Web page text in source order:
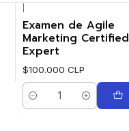
Examen de Agile
Marketing Certified
Expert
$100.000 CLP
Cantidad